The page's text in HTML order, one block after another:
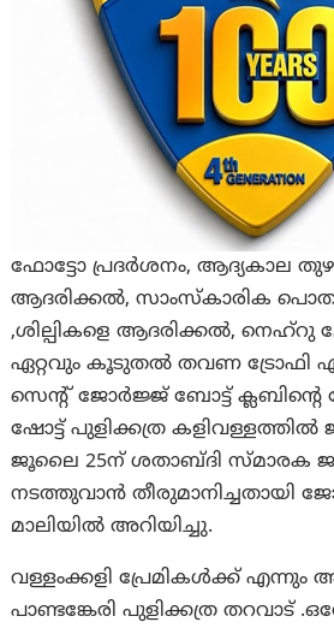
ഫോട്ടോ പ്രദർശനം, ആദ്യകാല
ആദരിക്കൽ, സാംസ്കാരിക
,ശില്പികളെ ആദരിക്കൽ, നെഹ്റു
ഏറ്റവും കൂടുതൽ തവണ ട്രോഫി
സെന്റ് ജോർജ്ജ് ബോട്ട്
ഷോട്ട് പുളിക്കത്ര
ജൂലൈ 25ന് ശതാബ്ദി സ്മാരക
നടത്തുവാൻ തീരുമാനിച്ചതായി
മാലിയിൽ അറിയിച്ചു.
വള്ളംക്കളി പ്രേമികൾക്ക്
പാണ്ടങ്കേരി പുളിക്കത്ര തറവാട്